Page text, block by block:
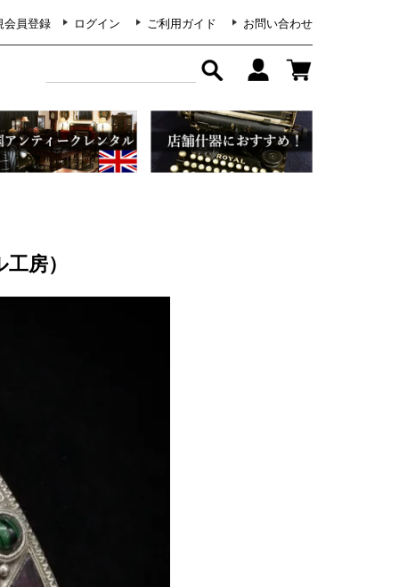
会員登録 ログイン ご利用ガイド お問い合わせ
房）